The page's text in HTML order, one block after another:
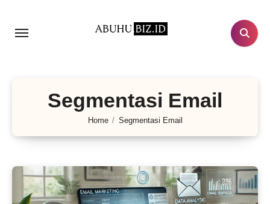
Segmentasi Email
Home Segmentasi Email